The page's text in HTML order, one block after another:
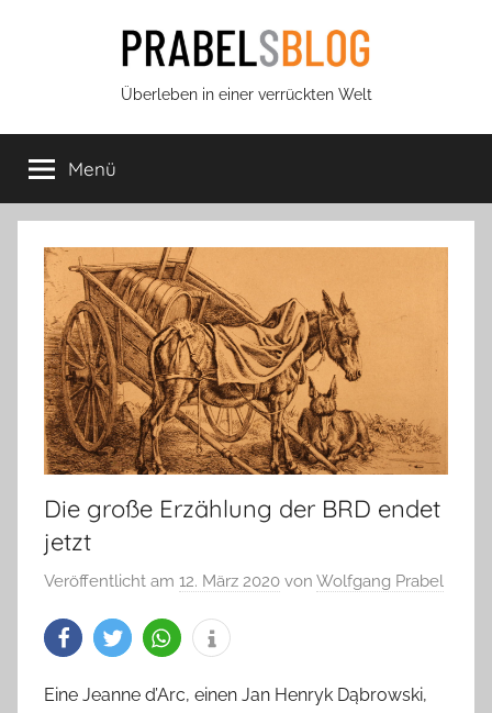
Prabels
Blog
Überleben in einer verrückten Welt
Menü
Die große Erzählung der BRD endet
jetzt
Veröffentlicht am 12. März 2020 von Wolfgang Prabel
Eine Jeanne d’Arc, einen Jan Henryk Dąbrowski,